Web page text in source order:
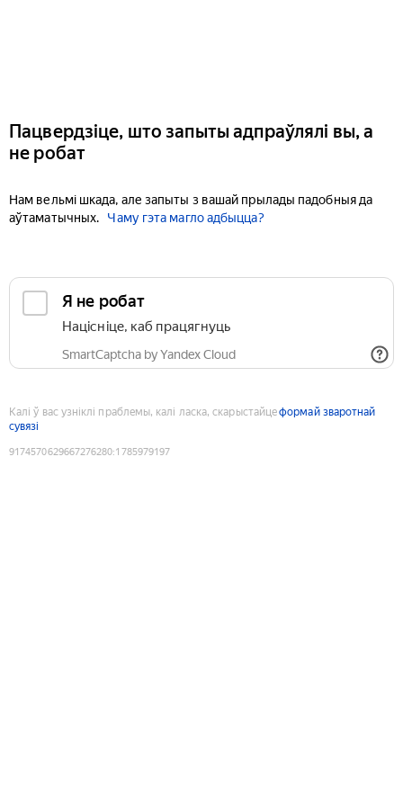
Пацвердзіце, што запыты адпраўлялі вы, а
не робат
Нам вельмі шкада, але запыты з вашай прылады падобныя да
аўтаматычных.
Чаму гэта магло адбыцца?
Я не робат
Націсніце, каб працягнуць
SmartCaptcha by Yandex Cloud
Калі ў вас узніклі праблемы, калі ласка, скарыстайцеформай зваротнай
сувязі
9174570629667276280:1785979197